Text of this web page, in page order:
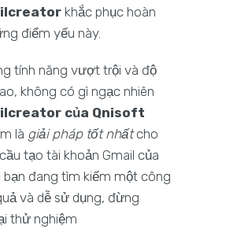
khắc phục hoàn
điểm yếu này.
tính năng vượt trội và độ
không có gì ngạc nhiên
của Qnisoft
là giải pháp tốt nhấtcho
tạo tài khoản Gmail của
bạn đang tìm kiếm một công
và dễ sử dụng, đừng
thử nghiệm